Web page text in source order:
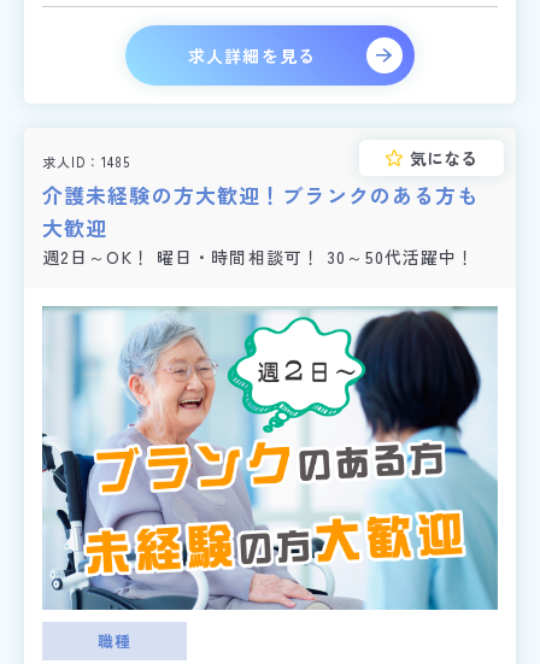
求人詳細を見る
求人ID 1485
介護未経験の方大歓迎！ブランクのある方も
大歓迎
週2日～OK！ 曜日・時間相談可！ 30～50代活躍中！
気になる
職種